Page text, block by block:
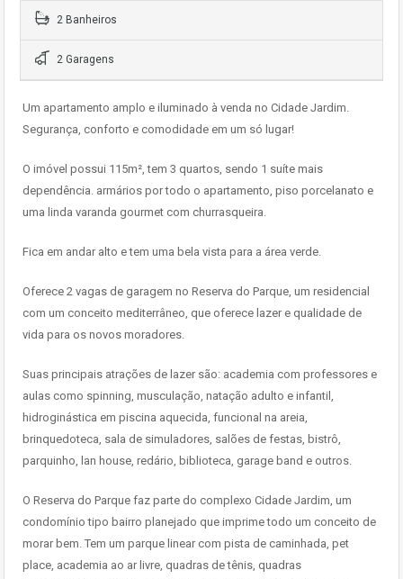
2 Banheiros
2 Garagens
Um apartamento amplo e iluminado à venda no Cidade Jardim.
Segurança, conforto e comodidade em um só lugar!
O imóvel possui 115m², tem 3 quartos, sendo 1 suíte mais
dependência. armários por todo o apartamento, piso porcelanato e
uma linda varanda gourmet com churrasqueira.
Fica em andar alto e tem uma bela vista para a área verde.
Oferece 2 vagas de garagem no Reserva do Parque, um residencial
com um conceito mediterrâneo, que oferece lazer e qualidade de
vida para os novos moradores.
Suas principais atrações de lazer são: academia com professores e
aulas como spinning, musculação, natação adulto e infantil,
hidroginástica em piscina aquecida, funcional na areia,
brinquedoteca, sala de simuladores, salões de festas, bistrô,
parquinho, lan house, redário, biblioteca, garage band e outros.
O Reserva do Parque faz parte do complexo Cidade Jardim, um
condomínio tipo bairro planejado que imprime todo um conceito de
morar bem. Tem um parque linear com pista de caminhada, pet
place, academia ao ar livre, quadras de tênis, quadras